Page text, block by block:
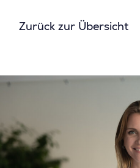
Zurück zur Übersicht